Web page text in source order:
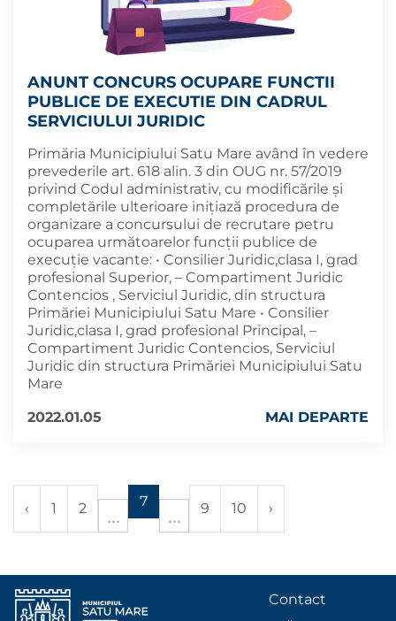
ANUNT CONCURS OCUPARE FUNCTII
PUBLICE DE EXECUTIE DIN CADRUL
SERVICIULUI JURIDIC
Primăria Municipiului Satu Mare având în vedere
prevederile art. 618 alin. 3 din OUG nr. 57/2019
privind Codul administrativ, cu modificările și
completările ulterioare inițiază procedura de
organizare a concursului de recrutare petru
ocuparea următoarelor funcții publice de
execuţie vacante: • Consilier Juridic,clasa I, grad
profesional Superior, – Compartiment Juridic
Contencios , Serviciul Juridic, din structura
Primăriei Municipiului Satu Mare • Consilier
Juridic,clasa I, grad profesional Principal, –
Compartiment Juridic Contencios, Serviciul
Juridic din structura Primăriei Municipiului Satu
Mare
2022.01.05
MAI DEPARTE
‹ 1 2 7 9 10 ›
Contact